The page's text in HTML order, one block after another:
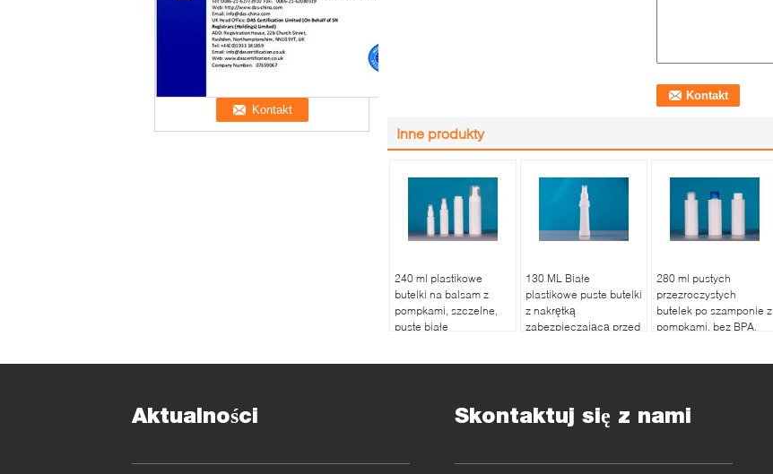
Inne produkty
240 ml plastikowe
butelki na balsam z
pompkami, szczelne,
puste białe
130 ML Białe
plastikowe puste butelki
z nakrętką
zabezpieczającą przed
butelki kosmetyczne
280 ml pustych
przezroczystych
butelek po szamponie z
pompkami, bez BPA,
Aktualności Skontaktuj się z nami